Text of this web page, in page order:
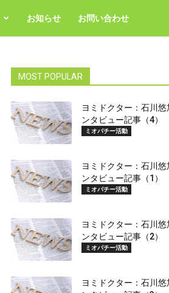
お知らせ お問い合わせ
MOST POPULAR
ヨミドクター：石川悠
ンタビュー記事（4）
ミオパチー活動
ヨミドクター：石川悠
ンタビュー記事（1）
ミオパチー活動
ヨミドクター：石川悠
ンタビュー記事（2）
ミオパチー活動
ヨミドクター：石川悠